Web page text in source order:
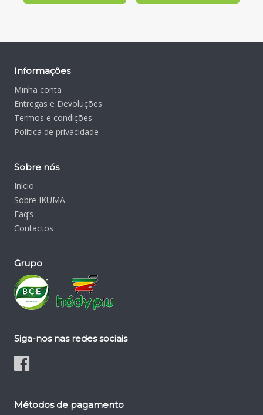
Informações
Minha conta
Entregas e Devoluções
Termos e condições
Política de privacidade
Sobre nós
Início
Sobre IKUMA
Faq’s
Contactos
Grupo
Siga-nos nas redes sociais
Métodos de pagamento